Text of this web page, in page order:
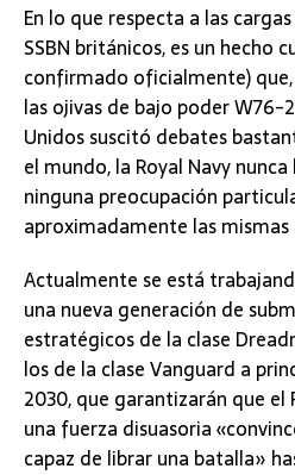
En lo que respecta a las
SSBN británicos, es un hecho
confirmado oficialmente)
las ojivas de bajo poder W76-
Unidos suscitó debates
el mundo, la Royal Navy
ninguna preocupación
aproximadamente las mismas
Actualmente se está
una nueva generación de
estratégicos de la clase
los de la clase Vanguard a
2030, que garantizarán que el
una fuerza disuasoria
capaz de librar una batalla»